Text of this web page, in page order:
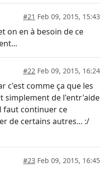
#21 Feb 09, 2015, 15:43
on en à besoin de ce
#22 Feb 09, 2015, 16:24
c'est comme ça que les
simplement de l'entr'aide
faut continuer ce
de certains autres... :/
#23 Feb 09, 2015, 16:45